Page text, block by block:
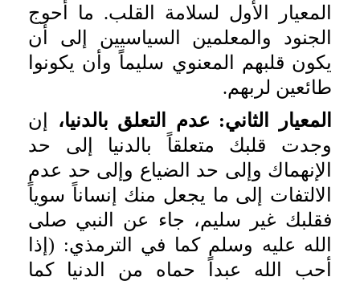
المعيار الأول لسلامة القلب. ما أحوج
الجنود والمعلمين السياسيين إلى أن
يكون قلبهم المعنوي سليماً وأن يكونوا
طائعين لربهم.
المعيار الثاني: عدم التعلق بالدنيا،
إن
وجدت قلبك متعلقاً بالدنيا إلى حد
الإنهماك وإلى حد الضياع وإلى حد عدم
الالتفات إلى ما يجعل منك إنساناً سوياً
فقلبك غير سليم، جاء عن النبي صلى
الله عليه وسلم كما في الترمذي: (إذا
أحب الله عبداً حماه من الدنيا كما